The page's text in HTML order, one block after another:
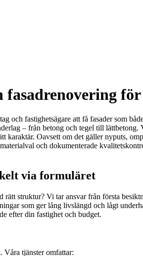
fasadrenovering
och fastighetsägare att få fasader som
– från betong och tegel till
karaktär. Oavsett om det gäller nyputs,
och dokumenterade
via formuläret
struktur? Vi tar ansvar från första
som ger lång livslängd och lågt
efter din fastighet och budget.
Våra tjänster omfattar: